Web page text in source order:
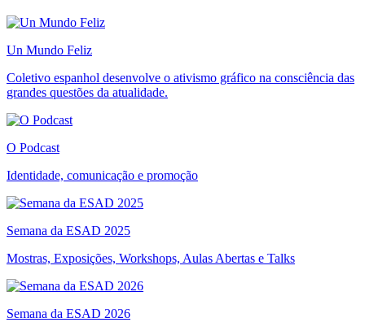
Un Mundo Feliz
Coletivo espanhol desenvolve o ativismo gráfico na consciência das
grandes questões da atualidade.
O Podcast
Identidade, comunicação e promoção
Semana da ESAD 2025
Mostras, Exposições, Workshops, Aulas Abertas e Talks
Semana da ESAD 2026